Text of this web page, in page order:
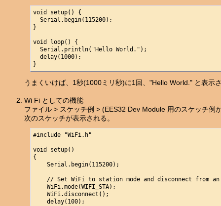
void setup() {
  Serial.begin(115200);
}
void loop() {
  Serial.println("Hello World.");
  delay(1000);
}
うまくいけば、1秒(1000ミリ秒)に1回、"Hello World." と表示
Wi Fi としての機能
ファイル > スケッチ例 > (EES32 Dev Module 用のスケッチ例
次のスケッチが表示される。
#include "WiFi.h"
void setup()
{
    Serial.begin(115200);
// Set WiFi to station mode and disconnect from
    WiFi.mode(WIFI_STA);
    WiFi.disconnect();
    delay(100);